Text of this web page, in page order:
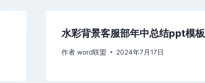
水彩背景客服部年中总结ppt模板
作者 word联盟 2024年7月17日